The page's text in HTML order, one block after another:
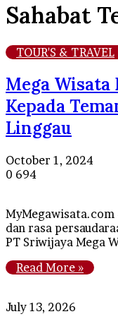
Sahabat
TOUR'S & TRAVEL
Mega
Kepada
Linggau
October 1, 2024
0 694
MyMegawisata.com
dan rasa
PT Sriwijaya Mega
Read More »
PT
July 13, 2026